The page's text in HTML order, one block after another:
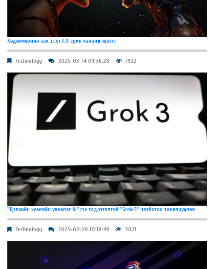
Хөдөлмөрийн зах зээл 3.0 эрин хаяанд ирлээ
Technology 2025-03-14 09:36:28 1932
"Дэлхийн хамгийн ухаалаг AI" гэх тодотголтой "Grok-3" чатботоо танилцуулав
Technology 2025-02-20 10:18:49 2021